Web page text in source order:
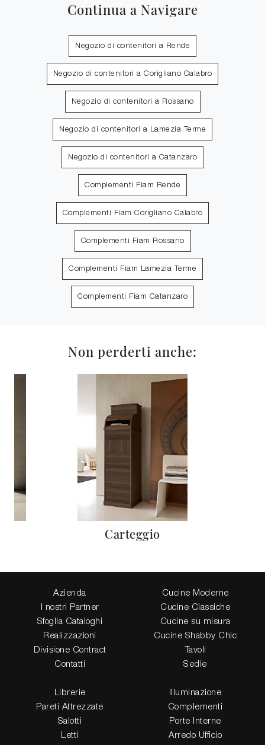
Continua a Navigare
Negozio di contenitori a Rende
Negozio di contenitori a Corigliano Calabro
Negozio di contenitori a Rossano
Negozio di contenitori a Lamezia Terme
Negozio di contenitori a Catanzaro
Complementi Fiam Rende
Complementi Fiam Corigliano Calabro
Complementi Fiam Rossano
Complementi Fiam Lamezia Terme
Complementi Fiam Catanzaro
Non perderti anche:
Carteggio
Azienda
I nostri Partner
Sfoglia Cataloghi
Realizzazioni
Divisione Contract
Contatti
Cucine Moderne
Cucine Classiche
Cucine su misura
Cucine Shabby Chic
Tavoli
Sedie
Librerie
Pareti Attrezzate
Salotti
Letti
Illuminazione
Complementi
Porte Interne
Arredo Ufficio